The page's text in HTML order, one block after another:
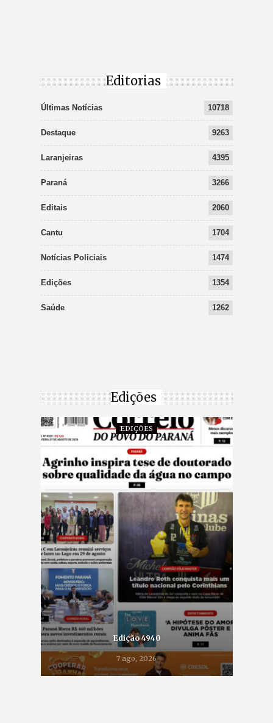
Editorias
Últimas Notícias 10718
Destaque 9263
Laranjeiras 4395
Paraná 3266
Editais 2060
Cantu 1704
Notícias Policiais 1474
Edições 1354
Saúde 1262
Edições
EDIÇÕES
Edição 4940
7 ago, 2026